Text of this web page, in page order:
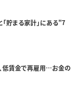
「貯まる家計」にある"7
低賃金で再雇用…お金の